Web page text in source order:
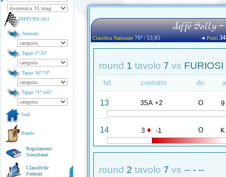
INDIVIDUALI
Annuale
Tappe 1ª-35ª
Tappe 36ª-70ª
Tappe 71ª-105ª
Sedi
Bando
Regolamenti
Simultanei
Classifiche
Federali
Jaffe' Solly -
Classifica Nazionale76ª / 53,85 ◄Punti 34
round 1 tavolo 7 vs
bd. contratto dic.
13 3SA +2 O 9
14 3 ♦ -1 O K
round 2 tavolo 7 vs -- - --